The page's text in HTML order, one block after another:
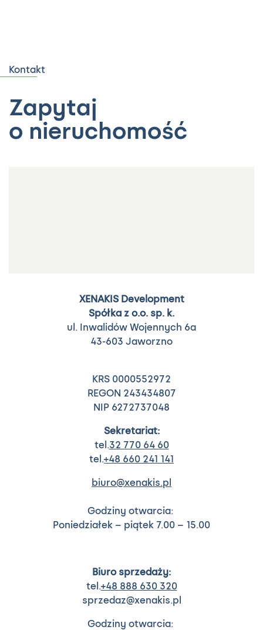
Kontakt
Zapytaj
o nieruchomość
XENAKIS Development
Spółka z o.o. sp. k.
ul. Inwalidów Wojennych 6a
43-603 Jaworzno
KRS 0000552972
REGON 243434807
NIP 6272737048
Sekretariat:
tel.32 770 64 60
tel.+48 660 241 141
biuro@xenakis.pl
Godziny otwarcia:
Poniedziałek – piątek 7.00 – 15.00
Biuro sprzedaży:
tel.+48 888 630 320
sprzedaz@xenakis.pl
Godziny otwarcia: